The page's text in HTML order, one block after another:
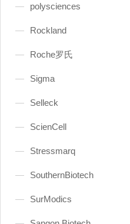
polysciences
Rockland
Roche罗氏
Sigma
Selleck
ScienCell
Stressmarq
SouthernBiotech
SurModics